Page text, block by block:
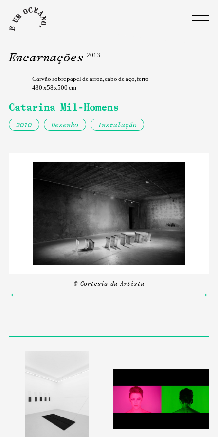
Encarnações 2013
Carvão sobre papel de arroz, cabo de aço, ferro
430 x58 x500 cm
Catarina Mil-Homens
2010 Desenho Instalação
© Cortesia da Artista
← →